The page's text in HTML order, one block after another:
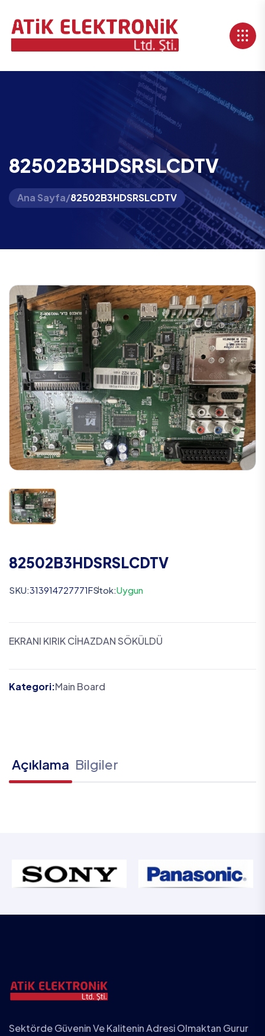
82502B3HDSRSLCDTV
Ana Sayfa/82502B3HDSRSLCDTV
82502B3HDSRSLCDTV
SKU:313914727771FStok:Uygun
EKRANI KIRIK CİHAZDAN SÖKÜLDÜ
Kategori:Main Board
Açıklama Bilgiler
Sektörde Güvenin Ve Kalitenin Adresi Olmaktan Gurur